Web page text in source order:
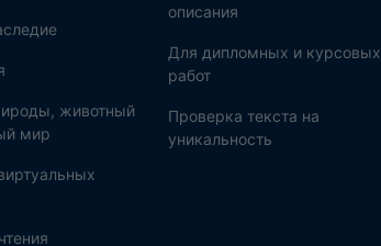
животный
мир
описания
Для дипломных и курсовых
работ
Проверка текста на
уникальность